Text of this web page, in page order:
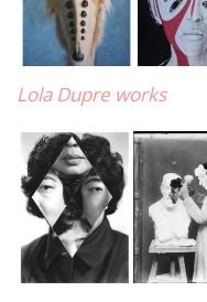
Lola Dupre works